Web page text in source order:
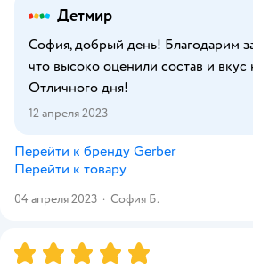
Детмир
София, добрый день! Благодарим
что высоко оценили состав и
Отличного дня!
12 апреля 2023
Перейти к бренду Gerber
Перейти к товару
04 апреля 2023 · София Б.
Рейтинг:5